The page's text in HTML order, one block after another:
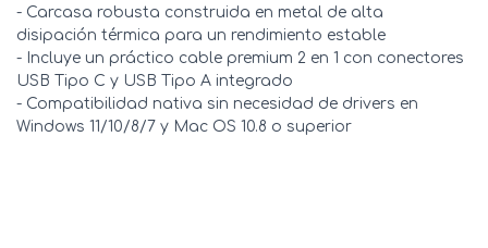
- Carcasa robusta construida en metal de alta
disipación térmica para un rendimiento estable
- Incluye un práctico cable premium 2 en 1 con conectores
USB Tipo C y USB Tipo A integrado
- Compatibilidad nativa sin necesidad de drivers en
Windows 11/10/8/7 y Mac OS 10.8 o superior